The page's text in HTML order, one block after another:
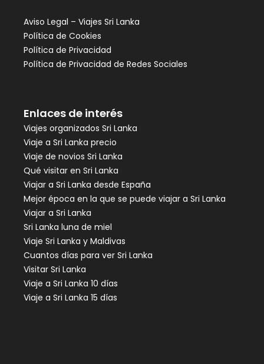
Aviso Legal – Viajes Sri Lanka
Política de Cookies
Política de Privacidad
Política de Privacidad de Redes Sociales
Enlaces de interés
Viajes organizados Sri Lanka
Viaje a Sri Lanka precio
Viaje de novios Sri Lanka
Qué visitar en Sri Lanka
Viajar a Sri Lanka desde España
Mejor época en la que se puede viajar a Sri Lanka
Viajar a Sri Lanka
Sri Lanka luna de miel
Viaje Sri Lanka y Maldivas
Cuantos días para ver Sri Lanka
Visitar Sri Lanka
Viaje a Sri Lanka 10 días
Viaje a Sri Lanka 15 días